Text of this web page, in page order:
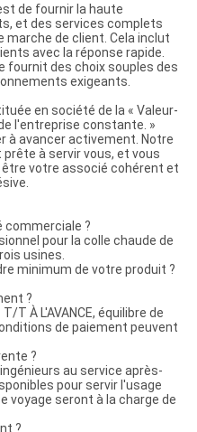
de fournir la haute
et des services complets
marche de client. Cela inclut
avec la réponse rapide.
fournit des choix souples des
exigeants.
en société de la « Valeur-
l'entreprise constante. »
à avancer activement. Notre
à servir vous, et vous
votre associé cohérent et
commerciale ?
pour la colle chaude de
usines.
minimum de votre produit ?
?
T À L'AVANCE, équilibre de
de paiement peuvent
?
au service après-
pour servir l'usage
voyage seront à la charge de
?